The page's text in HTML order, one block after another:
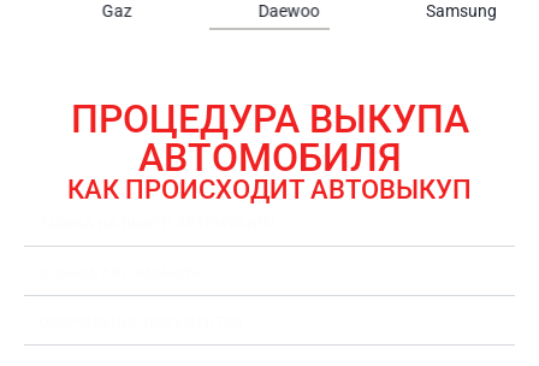
Samsung Chrysler Gmc
ПРОЦЕДУРА ВЫКУПА
АВТОМОБИЛЯ
КАК ПРОИСХОДИТ АВТОВЫКУП